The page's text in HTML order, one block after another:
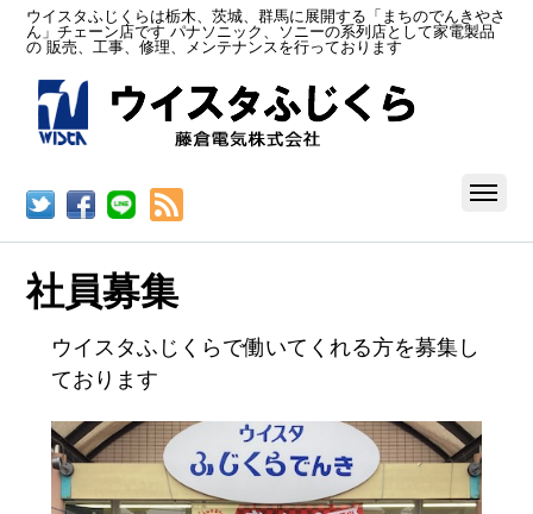
ウイスタふじくらは栃木、茨城、群馬に展開する「まちのでんきやさ
ん」チェーン店です パナソニック、ソニーの系列店として家電製品
の 販売、工事、修理、メンテナンスを行っております
社員募集
ウイスタふじくらで働いてくれる方を募集し
ております